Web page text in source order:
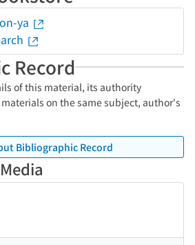
ya
Record
of this material, its authority
on the same subject, author's
Bibliographic Record